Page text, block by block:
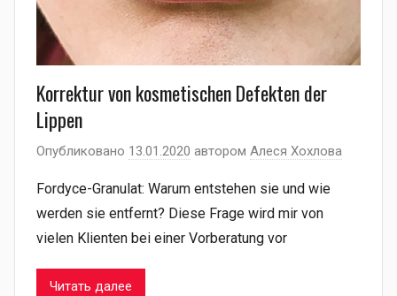
Korrektur von kosmetischen Defekten der
Lippen
Опубликовано 13.01.2020 автором Алеся Хохлова
Fordyce-Granulat: Warum entstehen sie und wie
werden sie entfernt? Diese Frage wird mir von
vielen Klienten bei einer Vorberatung vor
Читать далее